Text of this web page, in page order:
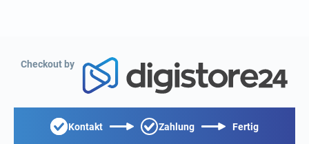
Checkout by
Kontakt Zahlung Fertig